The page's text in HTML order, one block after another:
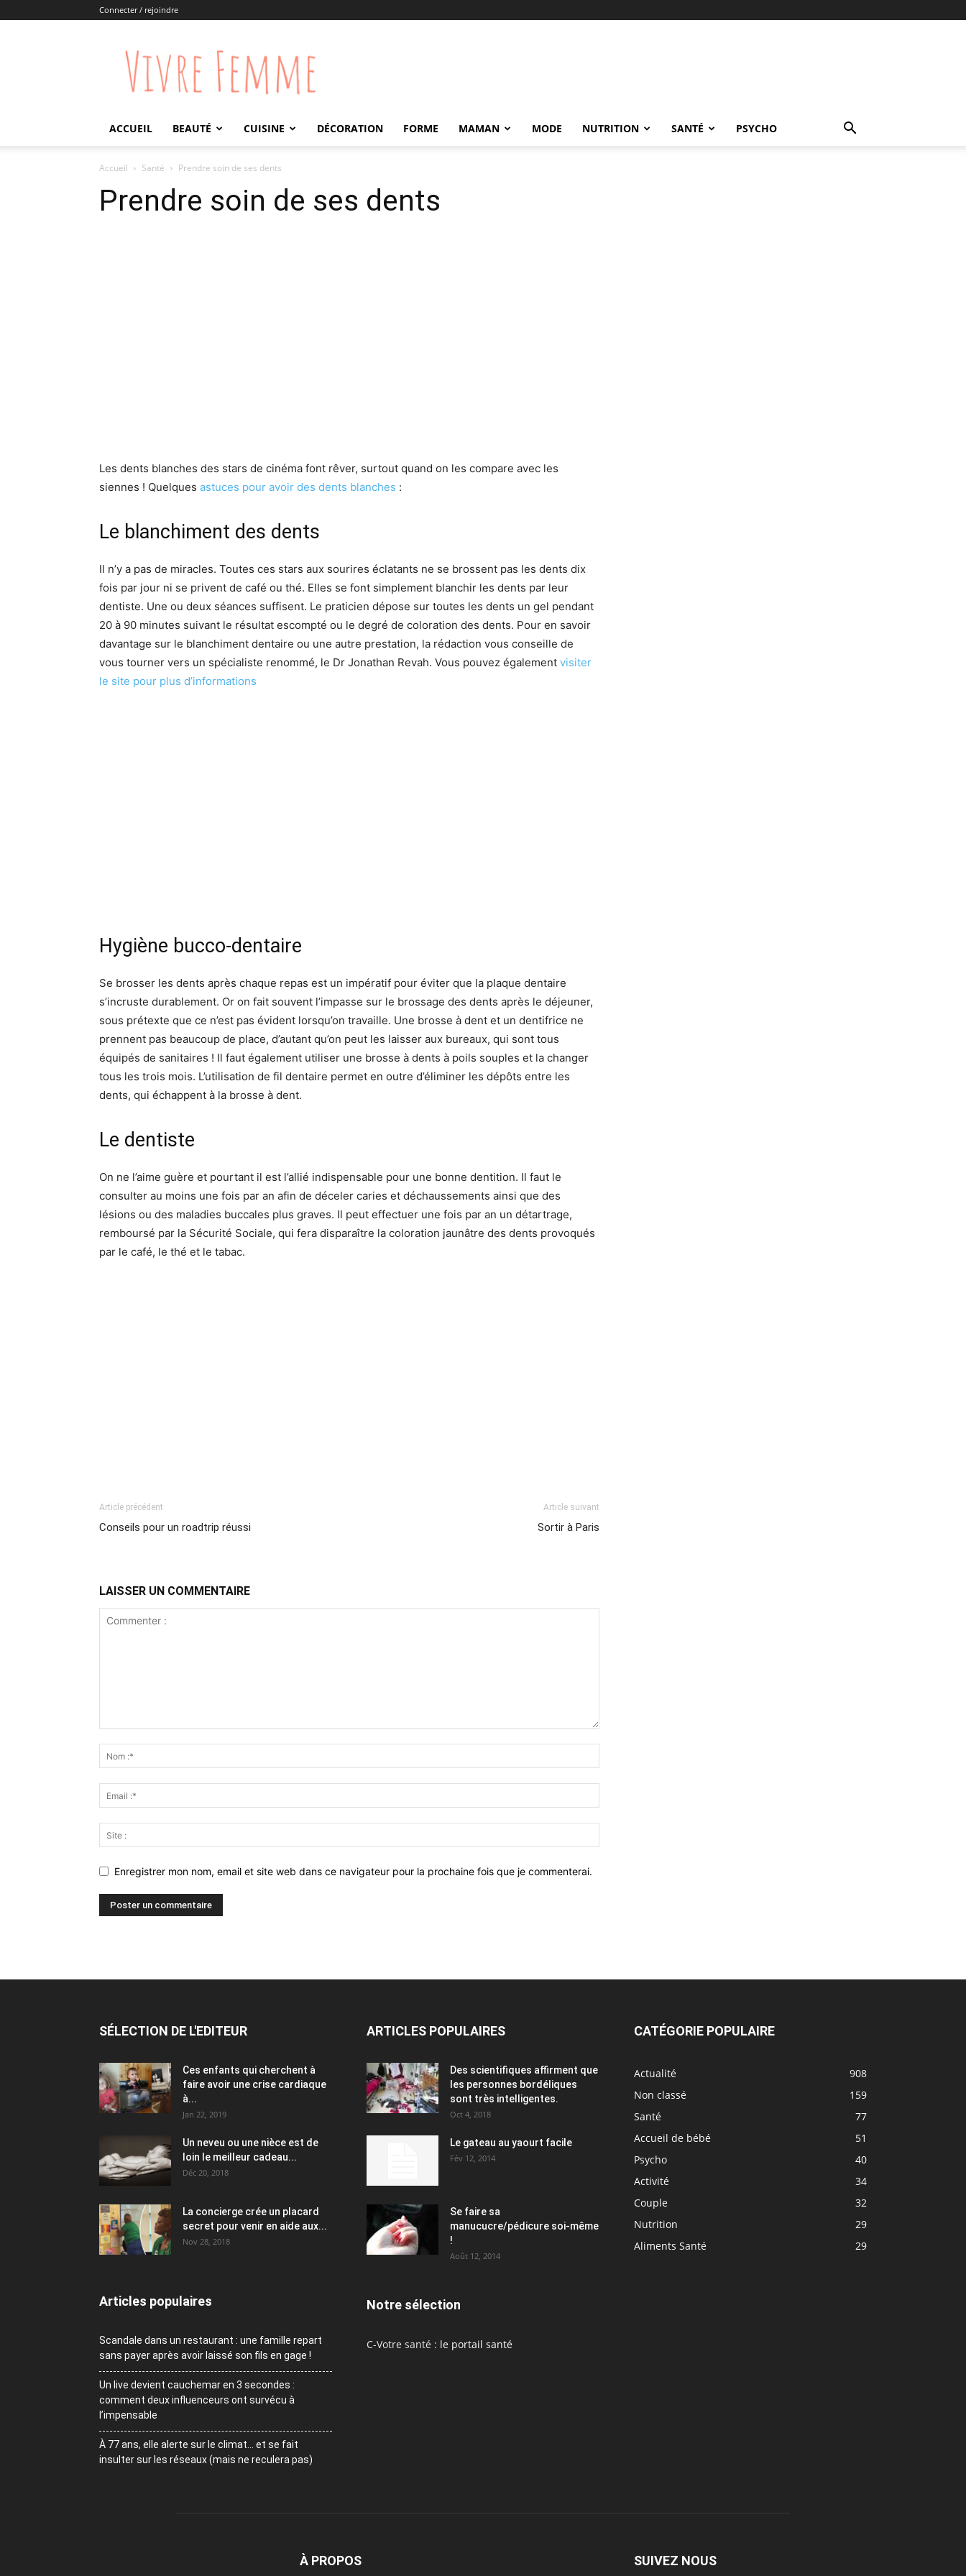
Connecter / rejoindre
Vivre
Femme
ACCUEIL BEAUTÉ CUISINE DÉCORATION FORME MAMAN MODE NUTRITION SANTÉ PSYCHO
Accueil Santé Prendre soin de ses dents
Prendre soin de ses dents
Les dents blanches des stars de cinéma font rêver, surtout quand on les compare avec les
siennes ! Quelques astuces pour avoir des dents blanches :
Le blanchiment des dents
Il n’y a pas de miracles. Toutes ces stars aux sourires éclatants ne se brossent pas les dents dix
fois par jour ni se privent de café ou thé. Elles se font simplement blanchir les dents par leur
dentiste. Une ou deux séances suffisent. Le praticien dépose sur toutes les dents un gel pendant
20 à 90 minutes suivant le résultat escompté ou le degré de coloration des dents. Pour en savoir
davantage sur le blanchiment dentaire ou une autre prestation, la rédaction vous conseille de
vous tourner vers un spécialiste renommé, le Dr Jonathan Revah. Vous pouvez également visiter
le site pour plus d’informations
Hygiène bucco-dentaire
Se brosser les dents après chaque repas est un impératif pour éviter que la plaque dentaire
s’incruste durablement. Or on fait souvent l’impasse sur le brossage des dents après le déjeuner,
sous prétexte que ce n’est pas évident lorsqu’on travaille. Une brosse à dent et un dentifrice ne
prennent pas beaucoup de place, d’autant qu’on peut les laisser aux bureaux, qui sont tous
équipés de sanitaires ! Il faut également utiliser une brosse à dents à poils souples et la changer
tous les trois mois. L’utilisation de fil dentaire permet en outre d’éliminer les dépôts entre les
dents, qui échappent à la brosse à dent.
Le dentiste
On ne l’aime guère et pourtant il est l’allié indispensable pour une bonne dentition. Il faut le
consulter au moins une fois par an afin de déceler caries et déchaussements ainsi que des
lésions ou des maladies buccales plus graves. Il peut effectuer une fois par an un détartrage,
remboursé par la Sécurité Sociale, qui fera disparaître la coloration jaunâtre des dents provoqués
par le café, le thé et le tabac.
Article précédent
Conseils pour un roadtrip réussi
Article suivant
Sortir à Paris
LAISSER UN COMMENTAIRE
Enregistrer mon nom, email et site web dans ce navigateur pour la prochaine fois que je commenterai.
SÉLECTION DE L'EDITEUR
Ces enfants qui cherchent à
faire avoir une crise cardiaque
à...
Jan 22, 2019
Un neveu ou une nièce est de
loin le meilleur cadeau...
Déc 20, 2018
La concierge crée un placard
secret pour venir en aide aux...
Nov 28, 2018
Articles populaires
Scandale dans un restaurant : une famille repart
sans payer après avoir laissé son fils en gage !
Un live devient cauchemar en 3 secondes :
comment deux influenceurs ont survécu à
l’impensable
À 77 ans, elle alerte sur le climat… et se fait
insulter sur les réseaux (mais ne reculera pas)
ARTICLES POPULAIRES
Des scientifiques affirment que
les personnes bordéliques
sont très intelligentes.
Oct 4, 2018
Le gateau au yaourt facile
Fév 12, 2014
Se faire sa
manucucre/pédicure soi-même
!
Août 12, 2014
Notre sélection
C-Votre santé : le portail santé
CATÉGORIE POPULAIRE
Actualité
908
Non classé
159
Santé
77
Accueil de bébé
51
Psycho
40
Activité
34
Couple
32
Nutrition
29
Aliments Santé
29
À PROPOS SUIVEZ NOUS